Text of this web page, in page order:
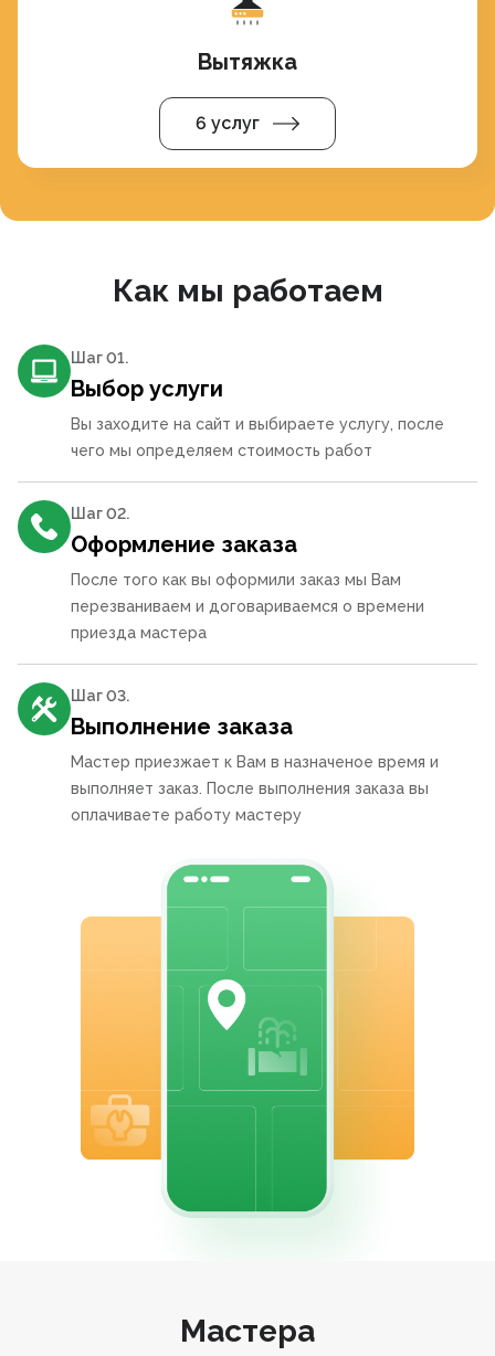
Вытяжка
6 услуг
Как мы работаем
Шаг 01.
Выбор услуги
Вы заходите на сайт и выбираете услугу, после
чего мы определяем стоимость работ
Шаг 02.
Оформление заказа
После того как вы оформили заказ мы Вам
перезваниваем и договариваемся о времени
приезда мастера
Шаг 03.
Выполнение заказа
Мастер приезжает к Вам в назначеное время и
выполняет заказ. После выполнения заказа вы
оплачиваете работу мастеру
Мастера